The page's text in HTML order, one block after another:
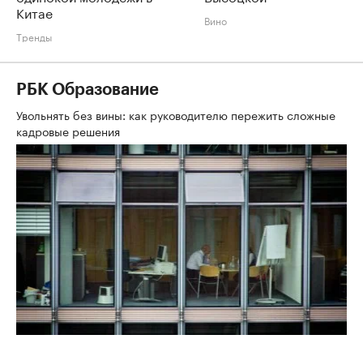
Китае
Тренды
Вино
РБК Образование
Увольнять без вины: как руководителю пережить сложные
кадровые решения